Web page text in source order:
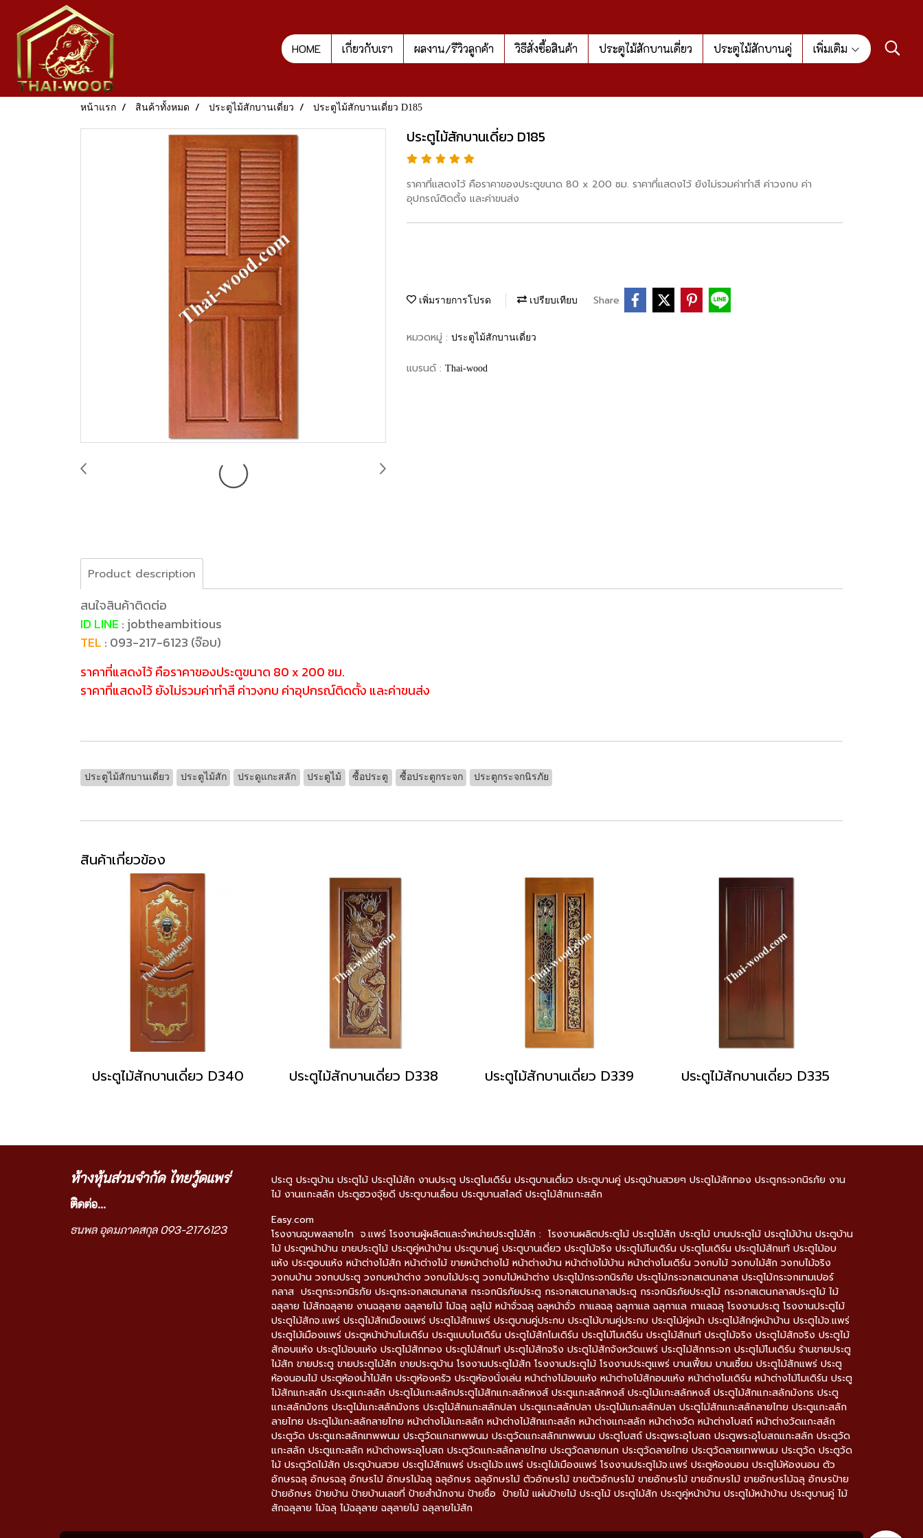
HOME เกี่ยวกับเรา ผลงาน/รีวิวลูกค้า วิธีสั่งซื้อสินค้า ประตูไม้สักบานเดี่ยว ประตูไม้สักบานคู่ เพิ่มเติม
หน้าแรก สินค้าทั้งหมด ประตูไม้สักบานเดี่ยว ประตูไม้สักบานเดี่ยว D185
ประตูไม้สักบานเดี่ยว D185
ราคาที่แสดงไว้ คือราคาของประตูขนาด 80 x 200 ซม. ราคาที่แสดงไว้ ยังไม่รวมค่าทำสี ค่าวงกบ ค่า
อุปกรณ์ติดตั้ง และค่าขนส่ง
เพิ่มรายการโปรด เปรียบเทียบ Share
หมวดหมู่ : ประตูไม้สักบานเดี่ยว
แบรนด์ : Thai-wood
Product description
สนใจสินค้าติดต่อ
ID LINE : jobtheambitious
TEL : 093-217-6123 (จ๊อบ)
ราคาที่แสดงไว้ คือราคาของประตูขนาด 80 x 200 ซม.
ราคาที่แสดงไว้ ยังไม่รวมค่าทำสี ค่าวงกบ ค่าอุปกรณ์ติดตั้ง และค่าขนส่ง
ประตูไม้สักบานเดี่ยว ประตูไม้สัก ประดูแกะสลัก ประตูไม้ ซื้อประตู ซื้อประตูกระจก ประตูกระจกนิรภัย
สินค้าเกี่ยวข้อง
ประตูไม้สักบานเดี่ยว D340 ประตูไม้สักบานเดี่ยว D338 ประตูไม้สักบานเดี่ยว D339 ประตูไม้สักบานเดี่ยว D335
ห้างหุ้นส่วนจำกัด ไทยวู้ดแพร่
ติดต่อ...
ธนพล อุดมภาคสกุล 093-2176123
ประตู ประตูบ้าน ประตูไม้ ประตูไม้สัก งานประตู ประตูโมเดิร์น ประตูบานเดี่ยว ประตูบานคู่ ประตูบ้านสวยๆ ประตูไม้สักทอง ประตูกระจกนิรภัย งาน
ไม้ งานแกะสลัก ประตูฮวงจุ้ยดี ประตูบานเลื่อน ประตูบานสไลด์ ประตูไม้สักแกะสลัก
Easy.com
โรงงานจุมพลลายไท จ.แพร่ โรงงานผู้ผลิตและจำหน่ายประตูไม้สัก : โรงงานผลิตประตูไม้ ประตูไม้สัก ประตูไม้ บานประตูไม้ ประตูไม้บ้าน ประตูบ้าน
ไม้ ประตูหน้าบ้าน ขายประตูไม้ ประตูคู่หน้าบ้าน ประตูบานคู่ ประตูบานเดี่ยว ประตูไม้จริง ประตูไม้โมเดิร์น ประตูโมเดิร์น ประตูไม้สักแท้ ประตูไม้อบ
แห้ง ประตูอบแห้ง หน้าต่างไม้สัก หน้าต่างไม้ ขายหน้าต่างไม้ หน้าต่างบ้าน หน้าต่างไม้บ้าน หน้าต่างโมเดิร์น วงกบไม้ วงกบไม้สัก วงกบไม้จริง
วงกบบ้าน วงกบประตู วงกบหน้าต่าง วงกบไม้ประตู วงกบไม้หน้าต่าง ประตูไม้กระจกนิรภัย ประตูไม้กระจกสเตนกลาส ประตูไม้กระจกเทมเปอร์
กลาส ประตูกระจกนิรภัย ประตูกระจกสเตนกลาส กระจกนิรภัยประตู กระจกสเตนกลาสประตู กระจกนิรภัยประตูไม้ กระจกสเตนกลาสประตูไม้ ไม้
ฉลุลาย ไม้สักฉลุลาย งานฉลุลาย ฉลุลายไม้ ไม้ฉลุ ฉลุไม้ หน้าจั่วฉลุ ฉลุหน้าจั่ว กาแลฉลุ ฉลุกาแล ฉลุกาแล กาแลฉลุ โรงงานประตู โรงงานประตูไม้
ประตูไม้สักจ.แพร่ ประตูไม้สักเมืองแพร่ ประตูไม้สักแพร่ ประตูบานคู่ประกบ ประตูไม้บานคู่ประกบ ประตูไม้คู่หน้า ประตูไม้สักคู่หน้าบ้าน ประตูไม้จ.แพร่
ประตูไม้เมืองแพร่ ประตูหน้าบ้านโมเดิร์น ประตูแบบโมเดิร์น ประตูไม้สักโมเดิร์น ประตูไม้โมเดิร์น ประตูไม้สักแท้ ประตูไม้จริง ประตูไม้สักจริง ประตูไม้
สักอบแห้ง ประตูไม้อบแห้ง ประตูไม้สักทอง ประตูไม้สักแท้ ประตูไม้สักจริง ประตูไม้สักจังหวัดแพร่ ประตูไม้สักกระจก ประตูไม้โมเดิร์น ร้านขายประตู
ไม้สัก ขายประตู ขายประตูไม้สัก ขายประตูบ้าน โรงงานประตูไม้สัก โรงงานประตูไม้ โรงงานประตูแพร่ บานเฟี้ยม บานเซี้ยม ประตูไม้สักแพร่ ประตู
ห้องนอนไม้ ประตูห้องน้ำไม้สัก ประตูห้องครัว ประตูห้องนั่งเล่น หน้าต่างไม้อบแห้ง หน้าต่างไม้สักอบแห้ง หน้าต่างโมเดิร์น หน้าต่างไม้โมเดิร์น ประตู
ไม้สักแกะสลัก ประตูแกะสลัก ประตูไม้แกะสลักประตูไม้สักแกะสลักหงส์ ประตูแกะสลักหงส์ ประตูไม้แกะสลักหงส์ ประตูไม้สักแกะสลักมังกร ประตู
แกะสลักมังกร ประตูไม้แกะสลักมังกร ประตูไม้สักแกะสลักปลา ประตูแกะสลักปลา ประตูไม้แกะสลักปลา ประตูไม้สักแกะสลักลายไทย ประตูแกะสลัก
ลายไทย ประตูไม้แกะสลักลายไทย หน้าต่างไม้แกะสลัก หน้าต่างไม้สักแกะสลัก หน้าต่างแกะสลัก หน้าต่างวัด หน้าต่างโบสถ์ หน้าต่างวัดแกะสลัก
ประตูวัด ประตูแกะสลักเทพพนม ประตูวัดแกะเทพพนม ประตูวัดแกะสลักเทพพนม ประตูโบสถ์ ประตูพระอุโบสถ ประตูพระอุโบสถแกะสลัก ประตูวัด
แกะสลัก ประตูแกะสลัก หน้าต่างพระอุโบสถ ประตูวัดแกะสลักลายไทย ประตูวัดลายกนก ประตูวัดลายไทย ประตูวัดลายเทพพนม ประตูวัด ประตูวัด
ไม้ ประตูวัดไม้สัก ประตูบ้านสวย ประตูไม้สักแพร่ ประตูไม้จ.แพร่ ประตูไม้เมืองแพร่ โรงงานประตูไม้จ.แพร่ ประตูห้องนอน ประตูไม้ห้องนอน ตัว
อักษรฉลุ อักษรฉลุ อักษรไม้ อักษรไม้ฉลุ ฉลุอักษร ฉลุอักษรไม้ ตัวอักษรไม้ ขายตัวอักษรไม้ ขายอักษรไม้ ขายอักษรไม้ ขายอักษรไม้ฉลุ อักษรป้าย
ป้ายอักษร ป้ายบ้าน ป้ายบ้านเลขที่ ป้ายสำนักงาน ป้ายชื่อ ป้ายไม้ แผ่นป้ายไม้ ประตูไม้ ประตูไม้สัก ประตูคู่หน้าบ้าน ประตูไม้หน้าบ้าน ประตูบานคู่ ไม้
สักฉลุลาย ไม้ฉลุ ไม้ฉลุลาย ฉลุลายไม้ ฉลุลายไม้สัก